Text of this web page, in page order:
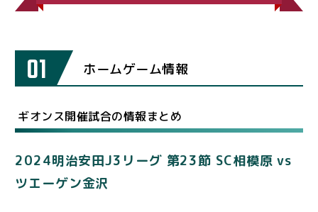
01 ホームゲーム情報
ギオンス開催試合の情報まとめ
2024明治安田J3リーグ 第23節 SC相模原 vs
ツエーゲン金沢